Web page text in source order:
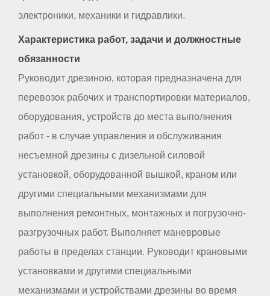
электроники, механики и гидравлики.
Характеристика работ, задачи и должностные
обязанности
Руководит дрезиною, которая предназначена для
перевозок рабочих и транспортировки материалов,
оборудования, устройств до места выполнения
работ - в случае управления и обслуживания
несъемной дрезины с дизельной силовой
установкой, оборудованной вышкой, краном или
другими специальными механизмами для
выполнения ремонтных, монтажных и погрузочно-
разгрузочных работ. Выполняет маневровые
работы в пределах станции. Руководит крановыми
установками и другими специальными
механизмами и устройствами дрезины во время